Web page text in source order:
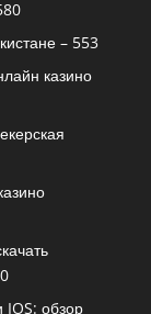
– 553
казино
обзор